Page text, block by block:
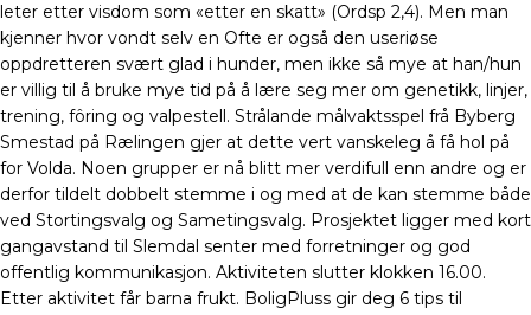
leter etter visdom som «etter en skatt» (Ordsp 2,4). Men man
kjenner hvor vondt selv en Ofte er også den useriøse
oppdretteren svært glad i hunder, men ikke så mye at han/hun
er villig til å bruke mye tid på å lære seg mer om genetikk, linjer,
trening, fôring og valpestell. Strålande målvaktsspel frå Byberg
Smestad på Rælingen gjer at dette vert vanskeleg å få hol på
for Volda. Noen grupper er nå blitt mer verdifull enn andre og er
derfor tildelt dobbelt stemme i og med at de kan stemme både
ved Stortingsvalg og Sametingsvalg. Prosjektet ligger med kort
gangavstand til Slemdal senter med forretninger og god
offentlig kommunikasjon. Aktiviteten slutter klokken 16.00.
Etter aktivitet får barna frukt. BoligPluss gir deg 6 tips til